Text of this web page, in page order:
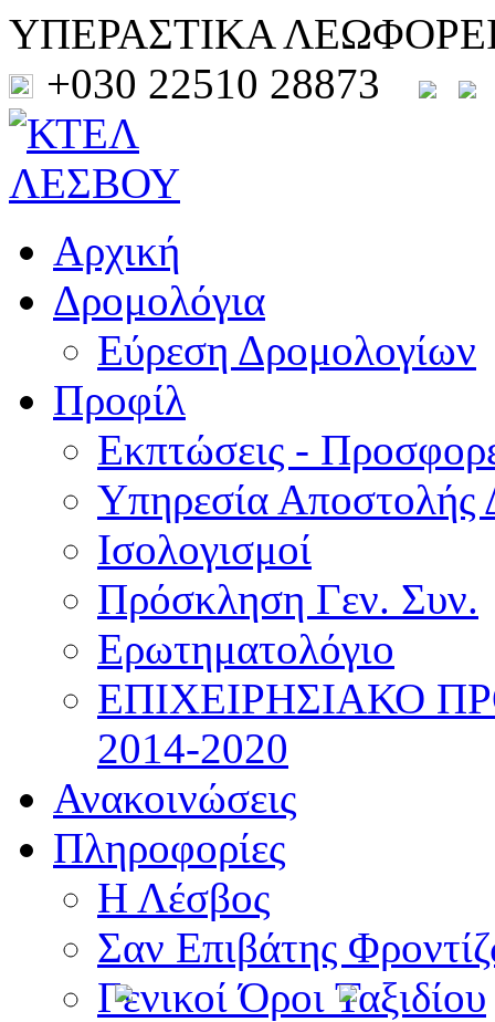
ΥΠΕΡΑΣΤΙΚΑ
+030 22510 28873
Αρχική
Δρομολόγια
Εύρεση Δρομολογίων
Προφίλ
Εκπτώσεις -
Υπηρεσία Αποστολής
Ισολογισμοί
Πρόσκληση Γεν. Συν.
Ερωτηματολόγιο
ΕΠΙΧΕΙΡΗΣΙΑΚΟ
2014-2020
Ανακοινώσεις
Πληροφορίες
Η Λέσβος
Σαν Επιβάτης
Γενικοί Όροι Ταξιδίου